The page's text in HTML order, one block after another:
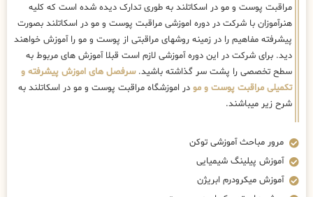
مراقبت پوست و مو در اسکاتلند به طوری تدارک دیده شده است که کلیه
هنرآموزان با شرکت در دوره اموزشی مراقبت پوست و مو در اسکاتلند بصورت
پیشرفته مفاهیم را در زمینه روشهای مراقبتی از پوست و مو را آموزش خواهند
دید. برای شرکت در این دوره آموزشی لازم است قبلا آموزش های مربوط به
سطح تخصصی را پشت سر گذاشته باشید.سرفصل های اموزش پیشرفته و
تکمیلی مراقبت پوست و مو در اموزشگاه مراقبت پوست و مو در اسکاتلند به
شرح زیر میباشند.
مرور مباحث آموزشی توکن
آموزش پیلینگ شیمیایی
آموزش میکرودرم ابریژن